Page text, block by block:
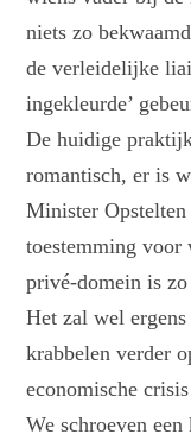
niets zo
de verleidelijke
ingekleurde’
De huidige
romantisch, er is
Minister
toestemming voor
privé-domein is
Het zal wel
krabbelen verder
economische
We schroeven